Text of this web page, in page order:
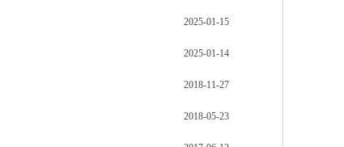
2025-01-15
2025-01-14
2018-11-27
2018-05-23